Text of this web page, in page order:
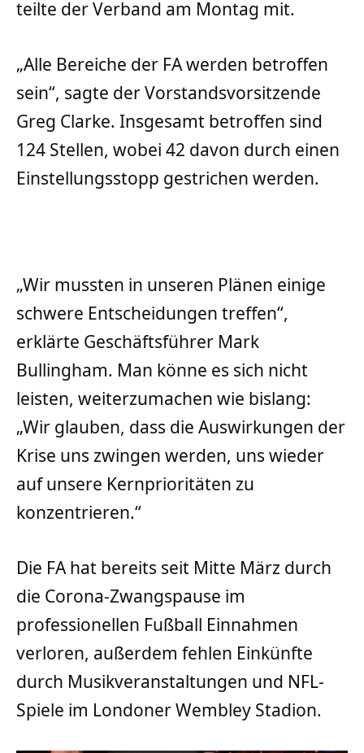
teilte der Verband am Montag mit.
„Alle Bereiche der FA werden betroffen
sein“, sagte der Vorstandsvorsitzende
Greg Clarke. Insgesamt betroffen sind
124 Stellen, wobei 42 davon durch einen
Einstellungsstopp gestrichen werden.
„Wir mussten in unseren Plänen einige
schwere Entscheidungen treffen“,
erklärte Geschäftsführer Mark
Bullingham. Man könne es sich nicht
leisten, weiterzumachen wie bislang:
„Wir glauben, dass die Auswirkungen der
Krise uns zwingen werden, uns wieder
auf unsere Kernprioritäten zu
konzentrieren.“
Die FA hat bereits seit Mitte März durch
die Corona-Zwangspause im
professionellen Fußball Einnahmen
verloren, außerdem fehlen Einkünfte
durch Musikveranstaltungen und NFL-
Spiele im Londoner Wembley Stadion.